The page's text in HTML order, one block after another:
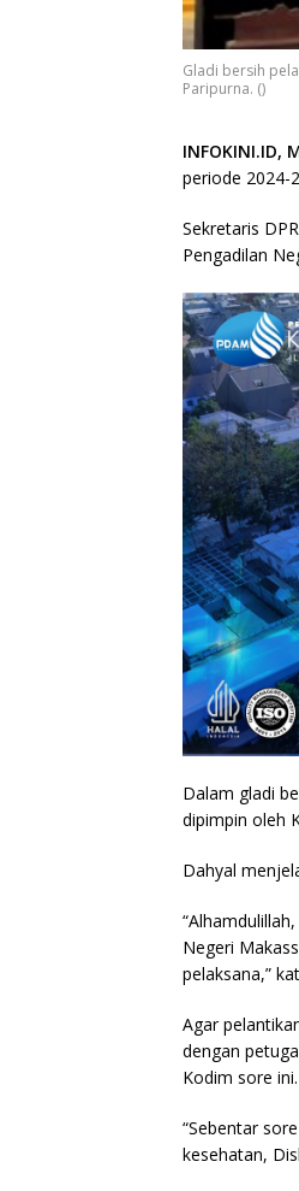
Gladi bersih
Paripurna. ()
INFOKINI.ID,
periode 2024-
Sekretaris
Pengadilan
Dalam gladi
dipimpin oleh
Dahyal
Negeri
pelaksana,”
Agar
dengan
Kodim sore ini.
“Sebentar
kesehatan,